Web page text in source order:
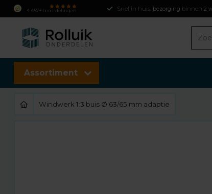
4.457+ beoordelingen Snel in huis: bezorging binnen 2
Assortiment
Windwerk 1:3 buis Ø 63/65 mm adaptie